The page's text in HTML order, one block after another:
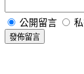
公開留言
發佈留言